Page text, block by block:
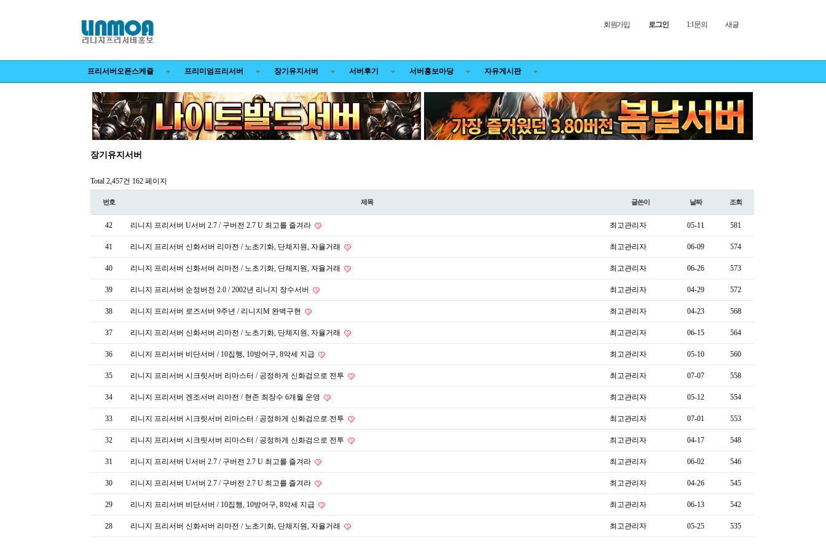
회원가입 로그인 1:1문의 새글
프리서버오픈스케쥴 프리미엄프리서버 장기유지서버 서버후기 서버홍보마당 자유게시판
장기유지서버
Total 2,457건 162 페이지
번호 제목 글쓴이 날짜 조회
42 리니지 프리서버 U서버 2.7 / 구버전 2.7 U 최고를 즐겨라 최고관리자 05-11 581
41 리니지 프리서버 신화서버 리마전 / 노초기화, 단체지원, 자율거래 최고관리자 06-09 574
40 리니지 프리서버 신화서버 리마전 / 노초기화, 단체지원, 자율거래 최고관리자 06-26 573
39 리니지 프리서버 순정버전 2.0 / 2002년 리니지 장수서버 최고관리자 04-29 572
38 리니지 프리서버 로즈서버 9주년 / 리니지M 완벽구현 최고관리자 04-23 568
37 리니지 프리서버 신화서버 리마전 / 노초기화, 단체지원, 자율거래 최고관리자 06-15 564
36 리니지 프리서버 비단서버 / 10집행, 10방어구, 8악세 지급 최고관리자 05-10 560
35 리니지 프리서버 시크릿서버 리마스터 / 공정하게 신화검으로 전투 최고관리자 07-07 558
34 리니지 프리서버 겐조서버 리마전 / 현존 최장수 6개월 운영 최고관리자 05-12 554
33 리니지 프리서버 시크릿서버 리마스터 / 공정하게 신화검으로 전투 최고관리자 07-01 553
32 리니지 프리서버 시크릿서버 리마스터 / 공정하게 신화검으로 전투 최고관리자 04-17 548
31 리니지 프리서버 U서버 2.7 / 구버전 2.7 U 최고를 즐겨라 최고관리자 06-02 546
30 리니지 프리서버 U서버 2.7 / 구버전 2.7 U 최고를 즐겨라 최고관리자 04-26 545
29 리니지 프리서버 비단서버 / 10집행, 10방어구, 8악세 지급 최고관리자 06-13 542
28 리니지 프리서버 신화서버 리마전 / 노초기화, 단체지원, 자율거래 최고관리자 05-25 535